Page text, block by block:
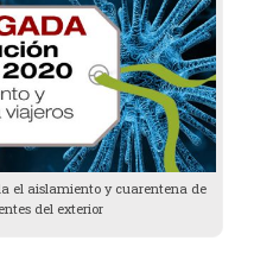
el aislamiento y cuarentena de
del exterior